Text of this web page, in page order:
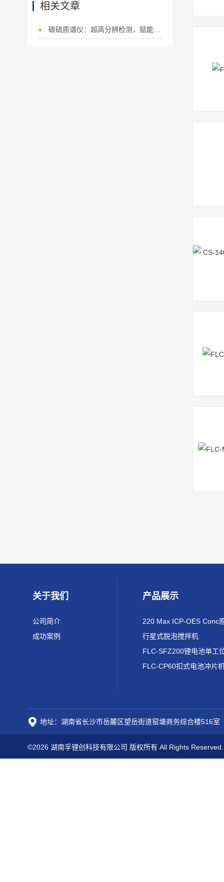
相关文章
碳硫质谱仪：超高分辨检测，赋能科研与痕量分析升级
关于我们
公司简介
成功案例
产品展示
行星式脱泡搅拌机
FLC-CP60扣式电池冲片
地址：湖南省长沙市岳麓区望岳街道窑塘商务综合楼516室
©2026 湖南孚锂创科技有限公司 版权所有 All Rights